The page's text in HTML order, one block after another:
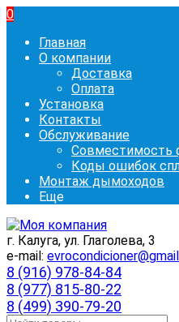
0
Главная
О компании
Доставка
Оплата
Установка
Контакты
Обслуживание
Совместимость
Коды ошибок
Монтаж дымоходов
Еще
г. Калуга, ул. Глаголева, 3
e-mail:
8 (916) 978-84-84
8 (977) 815-80-22
8 (499) 390-79-20